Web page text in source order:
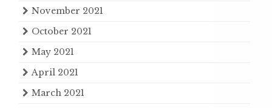
November 2021
October 2021
May 2021
April 2021
March 2021